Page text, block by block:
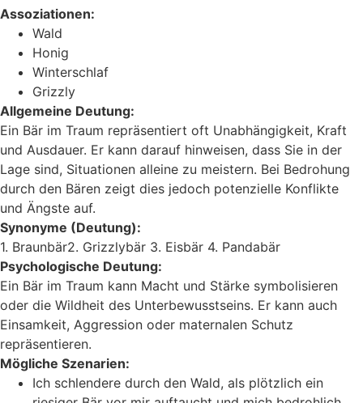
Assoziationen:
Wald
Honig
Winterschlaf
Grizzly
Allgemeine Deutung:
Ein Bär im Traum repräsentiert oft Unabhängigkeit, Kraft
und Ausdauer. Er kann darauf hinweisen, dass Sie in der
Lage sind, Situationen alleine zu meistern. Bei Bedrohung
durch den Bären zeigt dies jedoch potenzielle Konflikte
und Ängste auf.
Synonyme (Deutung):
1. Braunbär2. Grizzlybär 3. Eisbär 4. Pandabär
Psychologische Deutung:
Ein Bär im Traum kann Macht und Stärke symbolisieren
oder die Wildheit des Unterbewusstseins. Er kann auch
Einsamkeit, Aggression oder maternalen Schutz
repräsentieren.
Mögliche Szenarien:
Ich schlendere durch den Wald, als plötzlich ein